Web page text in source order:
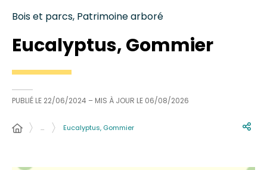
Bois et parcs, Patrimoine arboré
Eucalyptus, Gommier
PUBLIÉ LE 22/06/2024 – MIS À JOUR LE 06/08/2026
… Eucalyptus, Gommier